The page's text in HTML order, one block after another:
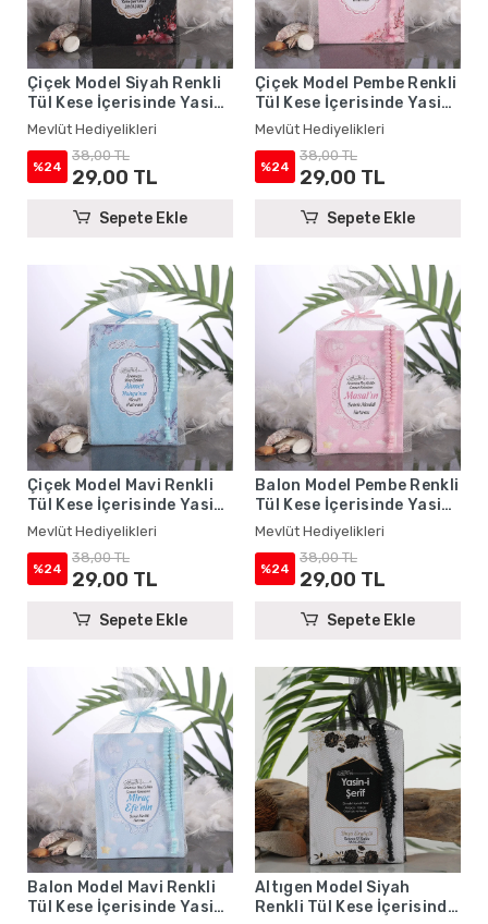
Çiçek Model Siyah Renkli
Tül Kese İçerisinde Yasin
Kitabı ve Tesbih - Mevlüt
Hediyelikleri
Mevlüt Hediyelikleri
%24
38,00 TL
29,00 TL
Sepete Ekle
Çiçek Model Pembe Renkli
Tül Kese İçerisinde Yasin
Kitabı ve Tesbih - Mevlüt
Hediyelikleri
Mevlüt Hediyelikleri
%24
38,00 TL
29,00 TL
Sepete Ekle
Çiçek Model Mavi Renkli
Tül Kese İçerisinde Yasin
Kitabı ve Tesbih - Mevlüt
Hediyelikleri
Mevlüt Hediyelikleri
%24
38,00 TL
29,00 TL
Sepete Ekle
Balon Model Pembe Renkli
Tül Kese İçerisinde Yasin
Kitabı ve Tesbih - Mevlüt
Hediyelikleri
Mevlüt Hediyelikleri
%24
38,00 TL
29,00 TL
Sepete Ekle
Balon Model Mavi Renkli
Tül Kese İçerisinde Yasin
Altıgen Model Siyah
Renkli Tül Kese İçerisinde